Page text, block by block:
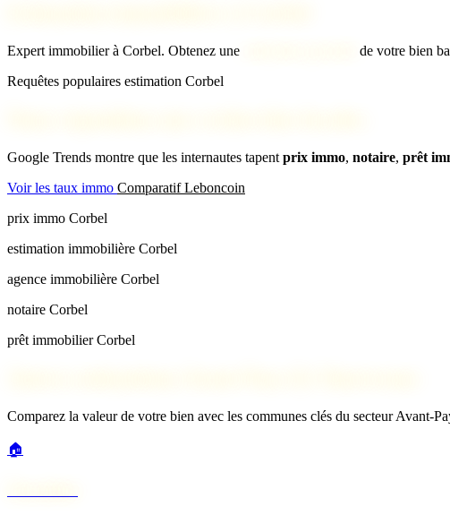
Expert immobilier à Corbel. Obtenez une
de votre bien
Requêtes populaires estimation Corbel
Google Trends montre que les internautes tapent prix immo, notaire, prêt
Voir les taux immo Comparatif Leboncoin
prix immo Corbel
estimation immobilière Corbel
agence immobilière Corbel
notaire Corbel
prêt immobilier Corbel
Comparez la valeur de votre bien avec les communes clés du secteur Avant-
🏠